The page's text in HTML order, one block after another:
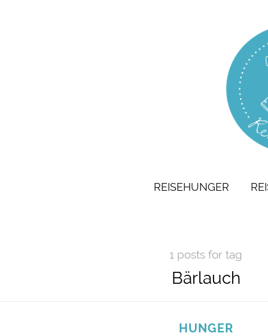
REISEHUNGER
1 posts for tag
Bärlauch
HUNGER